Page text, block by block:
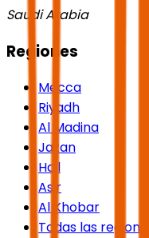
Saudi Arabia
Regiones
Mecca
Riyadh
Al Madina
Jazan
Hail
Asir
Al Khobar
Todas las